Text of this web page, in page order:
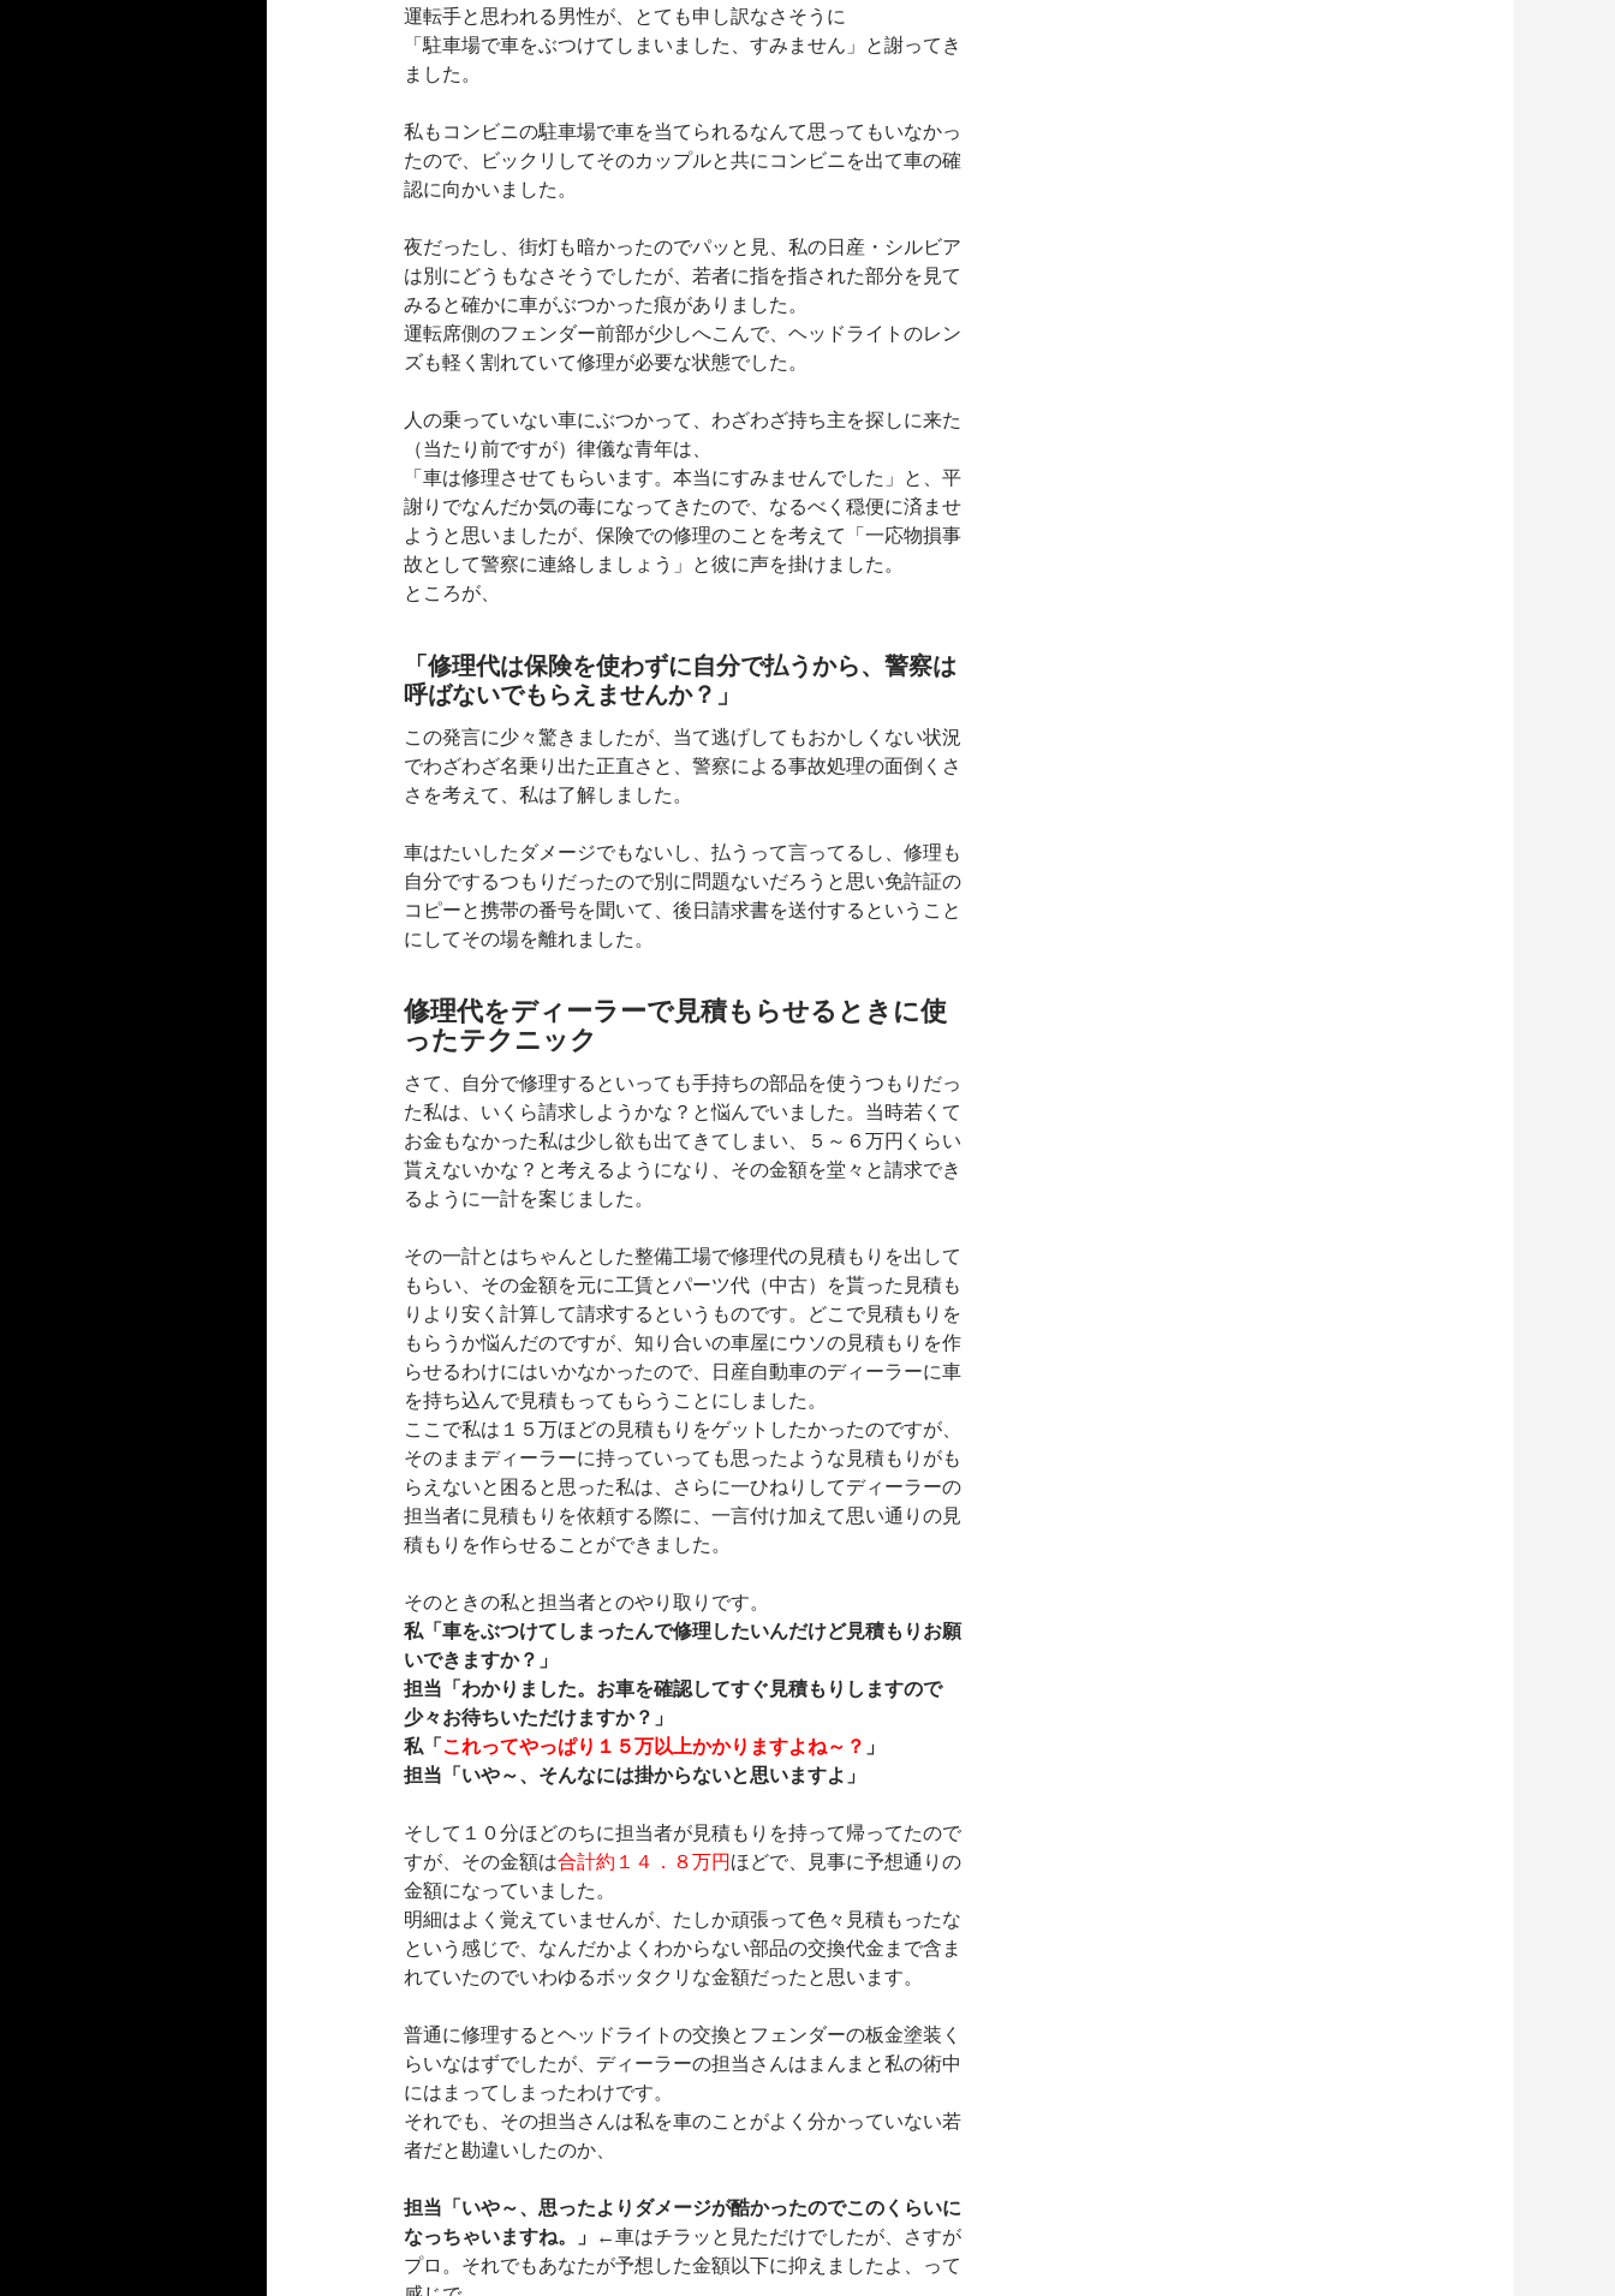
運転手と思われる男性が、とても申し訳なさそうに
「駐車場で車をぶつけてしまいました、すみません」と謝ってき
ました。
私もコンビニの駐車場で車を当てられるなんて思ってもいなかっ
たので、ビックリしてそのカップルと共にコンビニを出て車の確
認に向かいました。
夜だったし、街灯も暗かったのでパッと見、私の日産・シルビア
は別にどうもなさそうでしたが、若者に指を指された部分を見て
みると確かに車がぶつかった痕がありました。
運転席側のフェンダー前部が少しへこんで、ヘッドライトのレン
ズも軽く割れていて修理が必要な状態でした。
人の乗っていない車にぶつかって、わざわざ持ち主を探しに来た
（当たり前ですが）律儀な青年は、
「車は修理させてもらいます。本当にすみませんでした」と、平
謝りでなんだか気の毒になってきたので、なるべく穏便に済ませ
ようと思いましたが、保険での修理のことを考えて「一応物損事
故として警察に連絡しましょう」と彼に声を掛けました。
ところが、
「修理代は保険を使わずに自分で払うから、警察は
呼ばないでもらえませんか？」
この発言に少々驚きましたが、当て逃げしてもおかしくない状況
でわざわざ名乗り出た正直さと、警察による事故処理の面倒くさ
さを考えて、私は了解しました。
車はたいしたダメージでもないし、払うって言ってるし、修理も
自分でするつもりだったので別に問題ないだろうと思い免許証の
コピーと携帯の番号を聞いて、後日請求書を送付するということ
にしてその場を離れました。
修理代をディーラーで見積もらせるときに使
ったテクニック
さて、自分で修理するといっても手持ちの部品を使うつもりだっ
た私は、いくら請求しようかな？と悩んでいました。当時若くて
お金もなかった私は少し欲も出てきてしまい、５～６万円くらい
貰えないかな？と考えるようになり、その金額を堂々と請求でき
るように一計を案じました。
その一計とはちゃんとした整備工場で修理代の見積もりを出して
もらい、その金額を元に工賃とパーツ代（中古）を貰った見積も
りより安く計算して請求するというものです。どこで見積もりを
もらうか悩んだのですが、知り合いの車屋にウソの見積もりを作
らせるわけにはいかなかったので、日産自動車のディーラーに車
を持ち込んで見積もってもらうことにしました。
ここで私は１５万ほどの見積もりをゲットしたかったのですが、
そのままディーラーに持っていっても思ったような見積もりがも
らえないと困ると思った私は、さらに一ひねりしてディーラーの
担当者に見積もりを依頼する際に、一言付け加えて思い通りの見
積もりを作らせることができました。
そのときの私と担当者とのやり取りです。
私「車をぶつけてしまったんで修理したいんだけど見積もりお願
いできますか？」
担当「わかりました。お車を確認してすぐ見積もりしますので
少々お待ちいただけますか？」
私「これってやっぱり １５万以上かかりますよね～？ 」
担当「いや～、そんなには掛からないと思いますよ」
そして１０分ほどのちに担当者が見積もりを持って帰ってたので
すが、その金額は合計約１４．８万円ほどで、見事に予想通りの
金額になっていました。
明細はよく覚えていませんが、たしか頑張って色々見積もったな
という感じで、なんだかよくわからない部品の交換代金まで含ま
れていたのでいわゆるボッタクリな金額だったと思います。
普通に修理するとヘッドライトの交換とフェンダーの板金塗装く
らいなはずでしたが、ディーラーの担当さんはまんまと私の術中
にはまってしまったわけです。
それでも、その担当さんは私を車のことがよく分かっていない若
者だと勘違いしたのか、
担当「いや～、思ったよりダメージが酷かったのでこのくらいに
なっちゃいますね。」 ←車はチラッと見ただけでしたが、さすが
プロ。それでもあなたが予想した金額以下に抑えましたよ、って